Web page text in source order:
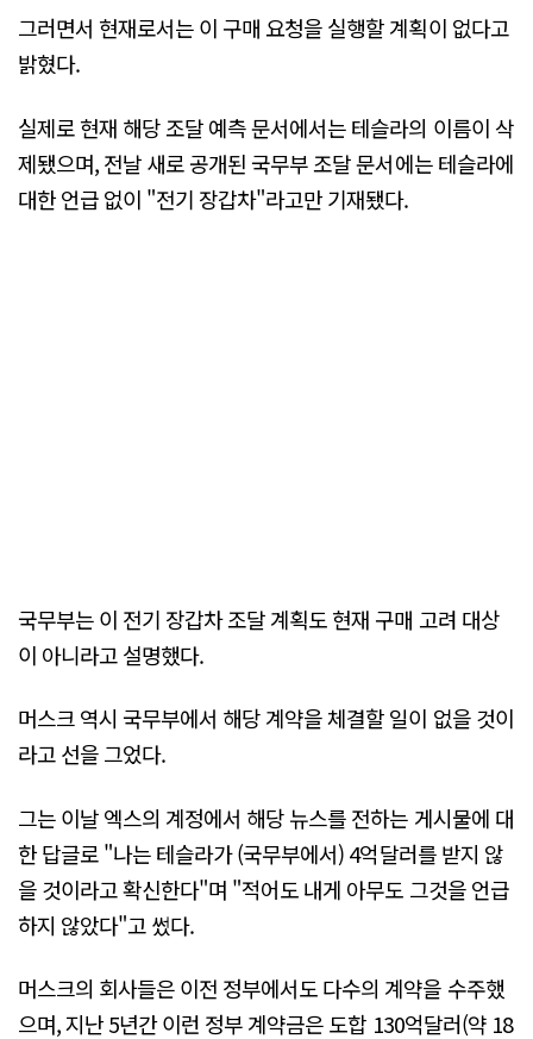
그러면서 현재로서는 이 구매 요청을 실행할 계획이 없다고
밝혔다.
실제로 현재 해당 조달 예측 문서에서는 테슬라의 이름이 삭
제됐으며, 전날 새로 공개된 국무부 조달 문서에는 테슬라에
대한 언급 없이 "전기 장갑차"라고만 기재됐다.
국무부는 이 전기 장갑차 조달 계획도 현재 구매 고려 대상
이 아니라고 설명했다.
머스크 역시 국무부에서 해당 계약을 체결할 일이 없을 것이
라고 선을 그었다.
그는 이날 엑스의 계정에서 해당 뉴스를 전하는 게시물에 대
한 답글로 "나는 테슬라가 (국무부에서) 4억달러를 받지 않
을 것이라고 확신한다"며 "적어도 내게 아무도 그것을 언급
하지 않았다"고 썼다.
머스크의 회사들은 이전 정부에서도 다수의 계약을 수주했
으며, 지난 5년간 이런 정부 계약금은 도합 130억달러(약 18